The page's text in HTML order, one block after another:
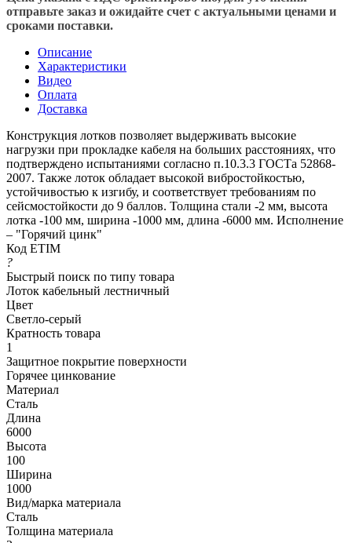
отправьте заказ и ожидайте счет с актуальными ценами и
сроками поставки.
Описание
Характеристики
Видео
Оплата
Доставка
Конструкция лотков позволяет выдерживать высокие
нагрузки при прокладке кабеля на больших расстояниях, что
подтверждено испытаниями согласно п.10.3.3 ГОСТа 52868-
2007. Также лоток обладает высокой вибростойкостью,
устойчивостью к изгибу, и соответствует требованиям по
сейсмостойкости до 9 баллов. Толщина стали -2 мм, высота
лотка -100 мм, ширина -1000 мм, длина -6000 мм. Исполнение
– "Горячий цинк"
Код ETIM
?
Быстрый поиск по типу товара
Лоток кабельный лестничный
Цвет
Светло-серый
Кратность товара
1
Защитное покрытие поверхности
Горячее цинкование
Материал
Сталь
Длина
6000
Высота
100
Ширина
1000
Вид/марка материала
Сталь
Толщина материала